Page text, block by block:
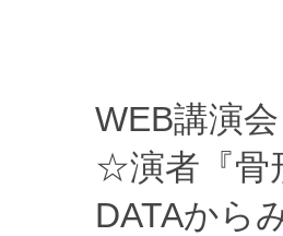
WEB講演
☆演者『骨
DATAから